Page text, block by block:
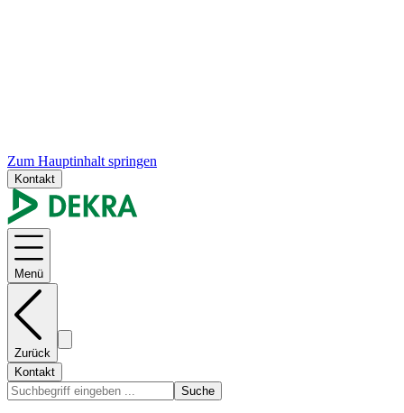
Zum Hauptinhalt springen
Kontakt
Menü
Zurück
Kontakt
Suche